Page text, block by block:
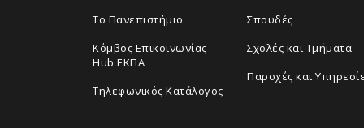
Το Πανεπιστήμιο
Κόμβος Επικοινωνίας
Hub ΕΚΠΑ
Τηλεφωνικός Κατάλογος
Σπουδές
Σχολές και Τμήματα
Παροχές και